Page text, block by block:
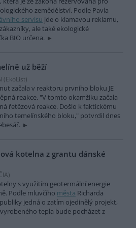
zemědělství. Podle Pavla
servisu jde o klamavou reklamu,
ale také ekologické
BIO určena.
už běží
(EkoList)
začala v reaktoru prvního bloku JE
reakce. "V tomto okamžiku začala
řetězová reakce. Došlo k faktickému
temelínského bloku," potvrdil dnes
kotelna z grantu dánské
)
s využitím geotermální energie
Podle mluvčího města Richarda
jedná o zatím ojedinělý projekt,
tepla bude pocházet z